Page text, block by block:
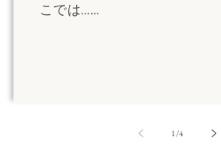
こでは……
1/の
4